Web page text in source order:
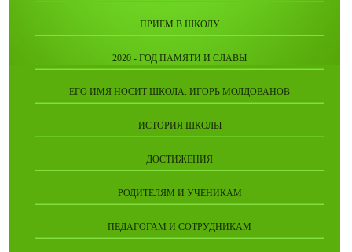
ПРИЕМ В ШКОЛУ
2020 - ГОД ПАМЯТИ И СЛАВЫ
ЕГО ИМЯ НОСИТ ШКОЛА. ИГОРЬ МОЛДОВАНОВ
ИСТОРИЯ ШКОЛЫ
ДОСТИЖЕНИЯ
РОДИТЕЛЯМ И УЧЕНИКАМ
ПЕДАГОГАМ И СОТРУДНИКАМ